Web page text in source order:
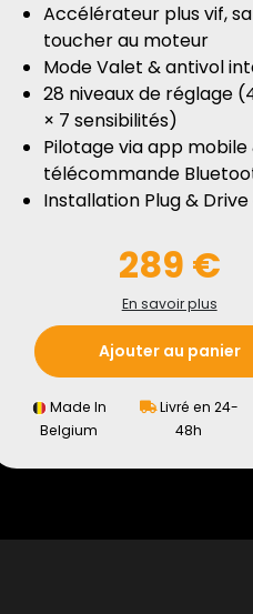
Accélérateur plus vif,
toucher au moteur
Mode Valet & antivol
28 niveaux de réglage
× 7 sensibilités)
Pilotage via app mobile
télécommande
Installation Plug & Drive
289 €
En savoir plus
Ajouter au panier
Made In
Belgium
Livré en 24-
48h